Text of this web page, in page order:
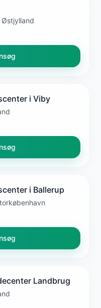
Østjylland
i Viby
i Ballerup
Landbrug